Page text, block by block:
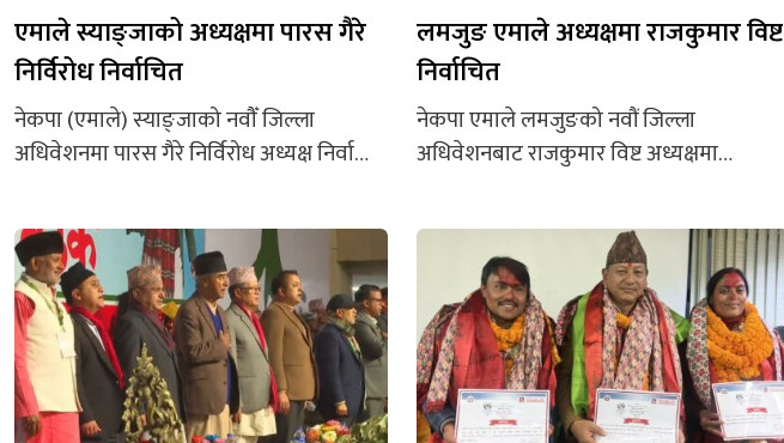
एमाले स्याङ्जाको अध्यक्षमा पारस गैरे
निर्विरोध निर्वाचित
नेकपा (एमाले) स्याङ्जाको नवौँ जिल्ला
अधिवेशनमा पारस गैरे निर्विरोध अध्यक्ष निर्वाचित
गैरेको मात्र एकल उम्मेदवारी परेपछि उनी
निर्विरोध निर्वाचित भएका हुन्। । माओवादी
केन्द्रका नेता रामबहादुर थापासँगै एमालेमा प्रवेश
गरेका गैरे यस पटक नेकपा एमाले स्याङ्जाका
अध्यक्ष बनेका हुन्। केन्द्रीय उपमहासचिव
पृथ्बीसुब्बा गुरुङको साथ पाएपछि उनी निर्विरोध
निर्वाचित...
लमजुङ एमाले अध्यक्षमा राजकुमार विष्ट
निर्वाचित
नेकपा एमाले लमजुङको नवौं जिल्ला
अधिवेशनबाट राजकुमार विष्ट अध्यक्षमा
अधिकारीलाई ८९ मतले हराउँदै विष्ट अध्यक्षमा
निर्वाचित भएका हुन्। कूल ५ सय ६ मत
खसेकोमा विष्टले २ सय ८८ मत ल्याए।
अधिकारीले १ सय ९९ मत प्राप्त गरे। उपाध्यक्षमा
शुभाष पौडेललाई ५ मतले हराउँदै जितबहादुर
गुरुङ निर्वाचित भएका छन्। गुरुङले २...